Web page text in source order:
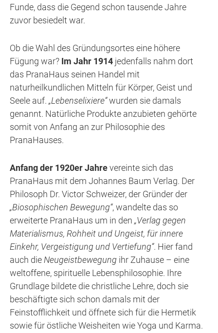
Funde, dass die Gegend schon tausende Jahre
zuvor besiedelt war.
Ob die Wahl des Gründungsortes eine höhere
Fügung war? Im Jahr 1914 jedenfalls nahm dort
das PranaHaus seinen Handel mit
naturheilkundlichen Mitteln für Körper, Geist und
Seele auf. „Lebenselixiere“wurden sie damals
genannt. Natürliche Produkte anzubieten gehörte
somit von Anfang an zur Philosophie des
PranaHauses.
Anfang der 1920er Jahrevereinte sich das
PranaHaus mit dem Johannes Baum Verlag. Der
Philosoph Dr. Victor Schweizer, der Gründer der
„Biosophischen Bewegung“, wandelte das so
erweiterte PranaHaus um in den „Verlag gegen
Materialismus, Rohheit und Ungeist, für innere
Einkehr, Vergeistigung und Vertiefung“. Hier fand
auch dieNeugeistbewegung ihr Zuhause – eine
weltoffene, spirituelle Lebensphilosophie. Ihre
Grundlage bildete die christliche Lehre, doch sie
beschäftigte sich schon damals mit der
Feinstofflichkeit und öffnete sich für die Hermetik
sowie für östliche Weisheiten wie Yoga und Karma.